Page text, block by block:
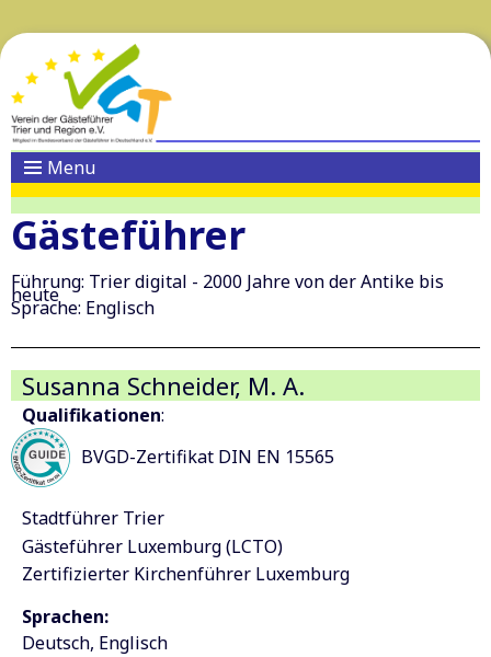
Menu
Gästeführer
Führung: Trier digital - 2000 Jahre von der Antike bis
heute
Sprache: Englisch
Susanna Schneider, M. A.
Qualifikationen:
BVGD-Zertifikat DIN EN 15565
Stadtführer Trier
Gästeführer Luxemburg (LCTO)
Zertifizierter Kirchenführer Luxemburg
Sprachen:
Deutsch Englisch